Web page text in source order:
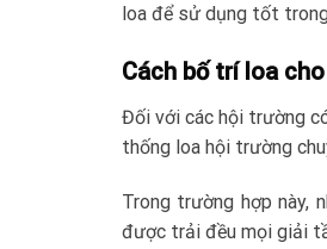
loa để sử dụng tốt
Cách bố trí loa
Đối với các hội trường
thống loa hội trường
Trong trường hợp này,
được trải đều mọi giải